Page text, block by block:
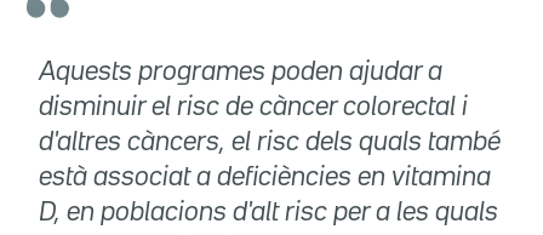
Aquests programes poden ajudar a
disminuir el risc de càncer colorectal i
d'altres càncers, el risc dels quals també
està associat a deficiències en vitamina
D, en poblacions d'alt risc per a les quals